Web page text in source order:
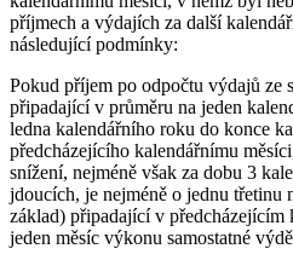
příjmech a výdajích za další
následující podmínky:
Pokud příjem po odpočtu výdajů ze
připadající v průměru na jeden
ledna kalendářního roku do konce
předcházejícího kalendářnímu
snížení, nejméně však za dobu 3
jdoucích, je nejméně o jednu
základ) připadající v předcházejícím
jeden měsíc výkonu samostatné